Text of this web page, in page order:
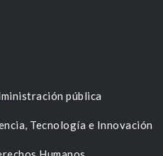
pública
Tecnología e Innovación